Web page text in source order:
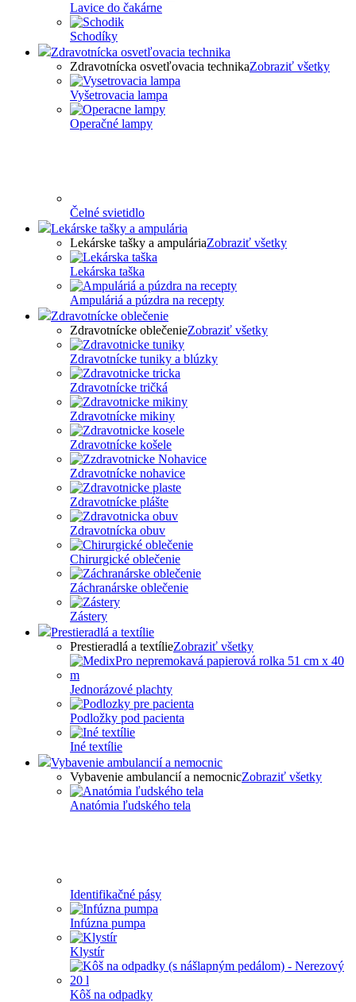
Lavice do čakárne
Schodíky
Zdravotnícka osvetľovacia technika
Zdravotnícka osvetľovacia technikaZobraziť všetky
Vyšetrovacia lampa
Operačné lampy
Čelné svietidlo
Lekárske tašky a ampulária
Lekárske tašky a ampuláriaZobraziť všetky
Lekárska taška
Ampuláriá a púzdra na recepty
Zdravotnícke oblečenie
Zdravotnícke oblečenieZobraziť všetky
Zdravotnícke tuniky a blúzky
Zdravotnícke tričká
Zdravotnícke mikiny
Zdravotnícke košele
Zdravotnícke nohavice
Zdravotnícke plášte
Zdravotnícka obuv
Chirurgické oblečenie
Záchranárske oblečenie
Zástery
Prestieradlá a textílie
Prestieradlá a textílieZobraziť všetky
Jednorázové plachty
Podložky pod pacienta
Iné textílie
Vybavenie ambulancií a nemocnic
Vybavenie ambulancií a nemocnicZobraziť všetky
Anatómia ľudského tela
Identifikačné pásy
Infúzna pumpa
Klystír
Kôš na odpadky